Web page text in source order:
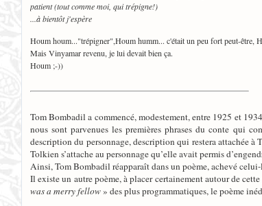
patient (tout comme moi, qui trépigne!)
...à bientôt j'espère
Houm houm..."trépigner",Houm humm... c'était un peu fort peut-être,
Mais Vinyamar revenu, je lui devait bien ça.
Houm ;-))
Tom Bombadil a commencé, modestement, entre 1925 et
nous sont parvenues les premières phrases du conte qui
description du personnage, description qui restera attachée
Tolkien s’attache au personnage qu’elle avait permis
Ainsi, Tom Bombadil réapparaît dans un poème, achevé
Il existe un autre poème, à placer certainement autour de
was a merry fellow» des plus programmatiques, le poème